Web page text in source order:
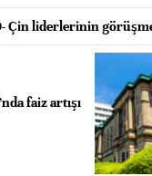
Çin liderlerinin
faiz artışı